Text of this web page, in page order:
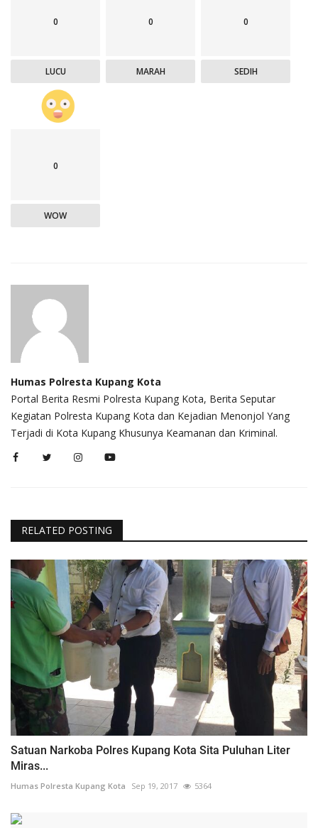
0
LUCU
0
MARAH
0
SEDIH
0
WOW
Humas Polresta Kupang Kota
Portal Berita Resmi Polresta Kupang Kota, Berita Seputar
Kegiatan Polresta Kupang Kota dan Kejadian Menonjol Yang
Terjadi di Kota Kupang Khusunya Keamanan dan Kriminal.
RELATED POSTING
Satuan Narkoba Polres Kupang Kota Sita Puluhan Liter
Miras...
Humas Polresta Kupang Kota Sep 19, 2017 5364